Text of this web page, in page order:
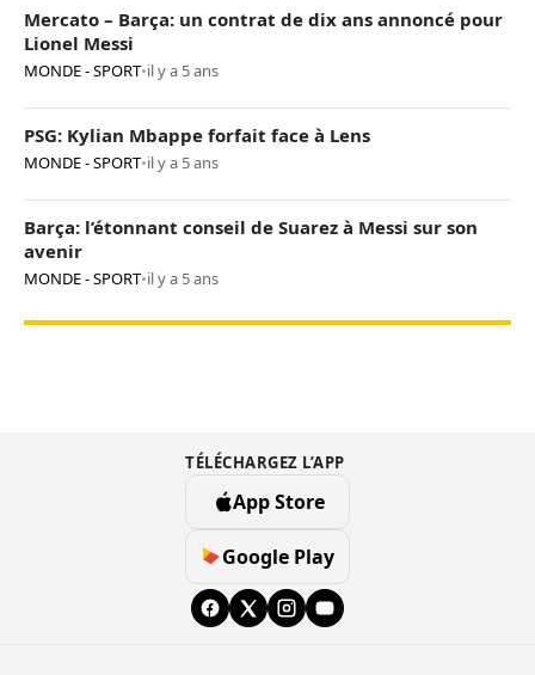
Mercato – Barça: un contrat de dix ans annoncé pour
Lionel Messi
MONDE - SPORT•il y a 5 ans
PSG: Kylian Mbappe forfait face à Lens
MONDE - SPORT•il y a 5 ans
Barça: l’étonnant conseil de Suarez à Messi sur son
avenir
MONDE - SPORT•il y a 5 ans
TÉLÉCHARGEZ L’APP
App Store
Google Play